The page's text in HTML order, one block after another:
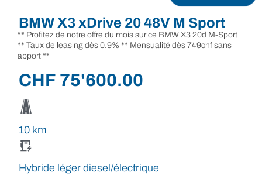
BMW X3 xDrive 20 48V M Sport
** Profitez de notre offre du mois sur ce BMW X3 20d M-Sport
** Taux de leasing dès 0.9% ** Mensualité dès 749chf sans
apport **
CHF 75'600.00
10 km
Hybride léger diesel/électrique